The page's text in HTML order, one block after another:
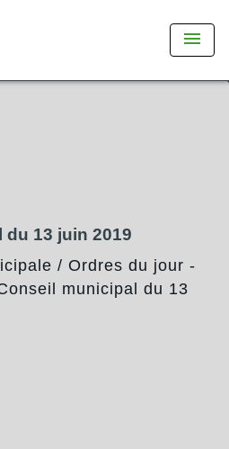
menu
13 juin 2019
/ Ordres du jour -
municipal du 13